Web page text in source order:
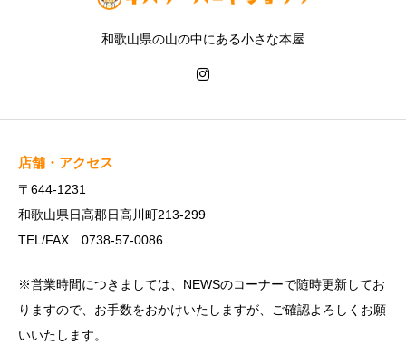
和歌山県の山の中にある小さな本屋
店舗・アクセス
〒644-1231
和歌山県日高郡日高川町213-299
TEL/FAX 0738-57-0086
※営業時間につきましては、NEWSのコーナーで随時更新してお
りますので、お手数をおかけいたしますが、ご確認よろしくお願
いいたします。